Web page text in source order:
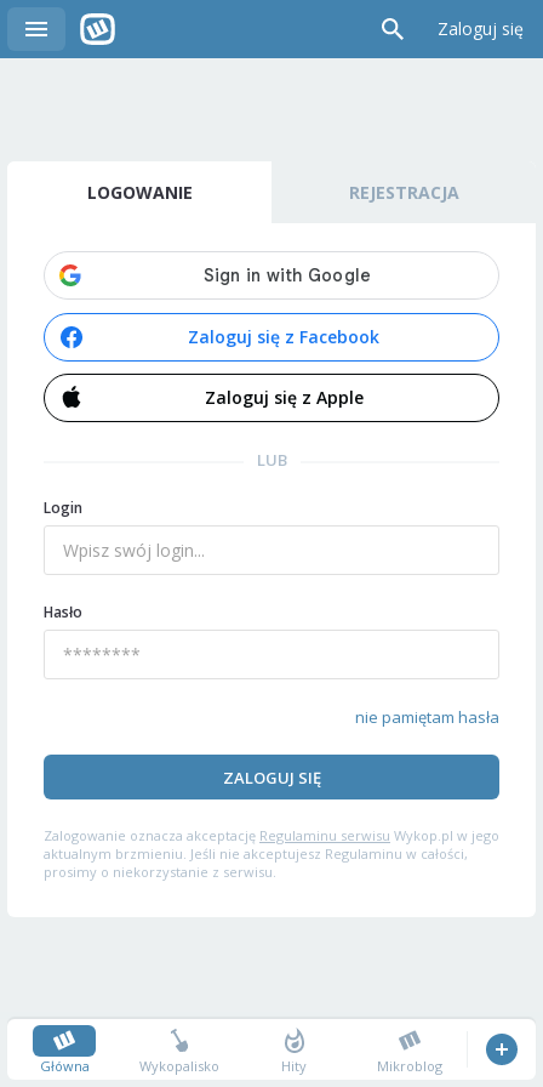
Zaloguj się
LOGOWANIE REJESTRACJA
Zaloguj się z Facebook
Zaloguj się z Apple
LUB
Login
Hasło
nie pamiętam hasła
ZALOGUJ SIĘ
Zalogowanie oznacza akceptację Regulaminu serwisu Wykop.pl w jego
aktualnym brzmieniu. Jeśli nie akceptujesz Regulaminu w całości,
prosimy o niekorzystanie z serwisu.
Główna Wykopalisko Hity Mikroblog